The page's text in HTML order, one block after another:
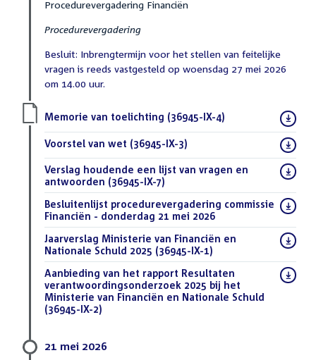
Procedurevergadering Financiën
Procedurevergadering
Besluit: Inbrengtermijn voor het stellen van feitelijke
vragen is reeds vastgesteld op woensdag 27 mei 2026
om 14.00 uur.
Download
Memorie van toelichting (36945-IX-4)
Download
bestand:
Voorstel van wet (36945-IX-3)
Download
bestand:
Verslag houdende een lijst van vragen en
antwoorden (36945-IX-7)
Download
bestand:
Besluitenlijst procedurevergadering commissie
Financiën - donderdag 21 mei 2026
Download
bestand:
Jaarverslag Ministerie van Financiën en
Nationale Schuld 2025 (36945-IX-1)
Download
bestand:
Aanbieding van het rapport Resultaten
verantwoordingsonderzoek 2025 bij het
Ministerie van Financiën en Nationale Schuld
(36945-IX-2)
21 mei 2026